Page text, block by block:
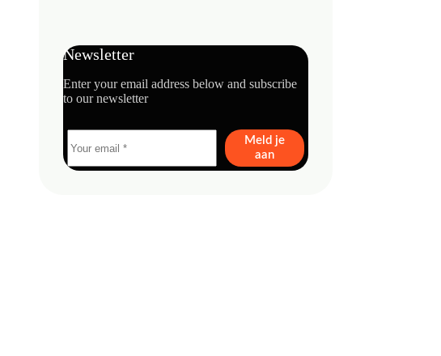
Newsletter
Enter your email address below and subscribe
to our newsletter
Meld je
aan